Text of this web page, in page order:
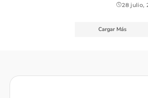
28 julio,
Cargar Más